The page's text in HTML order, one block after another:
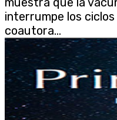
interrumpe los
coautora...